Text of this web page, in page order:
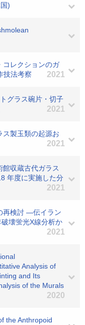
)
コレクションのガ
技法考察
2021
グラス碗片・切子
2021
ス製玉類の起源お
2021
収蔵古代ガラス
年度に実施した分
2021
再検討 ―伝イラン
壊蛍光X線分析か
2021
Analysis of
and Its
of the Murals
2020
the Anthropoid